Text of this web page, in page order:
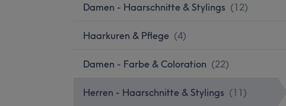
Damen - Haarschnitte & Stylings (12)
Haarkuren & Pflege (4)
Damen - Farbe & Coloration (22)
Herren - Haarschnitte & Stylings (11 )